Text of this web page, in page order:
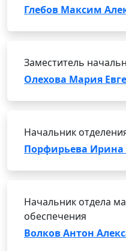
Глебов Максим
Заместитель
Олехова Мария
Начальник
Порфирьева Ирина
Начальник отдела
обеспечения
Волков Антон